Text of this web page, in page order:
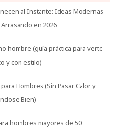
al Instante: Ideas Modernas
en 2026
hombre (guía práctica para verte
y con estilo)
Hombres (Sin Pasar Calor y
Bien)
hombres mayores de 50